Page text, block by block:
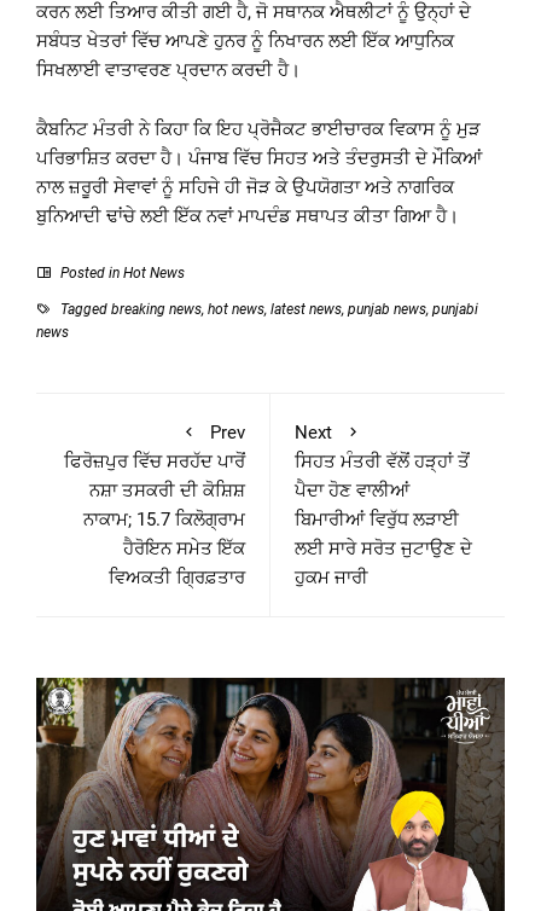
ਕਰਨ ਲਈ ਤਿਆਰ ਕੀਤੀ ਗਈ ਹੈ, ਜੋ ਸਥਾਨਕ ਐਥਲੀਟਾਂ ਨੂੰ ਉਨ੍ਹਾਂ ਦੇ
ਸਬੰਧਤ ਖੇਤਰਾਂ ਵਿੱਚ ਆਪਣੇ ਹੁਨਰ ਨੂੰ ਨਿਖਾਰਨ ਲਈ ਇੱਕ ਆਧੁਨਿਕ
ਸਿਖਲਾਈ ਵਾਤਾਵਰਣ ਪ੍ਰਦਾਨ ਕਰਦੀ ਹੈ।
ਕੈਬਨਿਟ ਮੰਤਰੀ ਨੇ ਕਿਹਾ ਕਿ ਇਹ ਪ੍ਰੋਜੈਕਟ ਭਾਈਚਾਰਕ ਵਿਕਾਸ ਨੂੰ ਮੁੜ
ਪਰਿਭਾਸ਼ਿਤ ਕਰਦਾ ਹੈ। ਪੰਜਾਬ ਵਿੱਚ ਸਿਹਤ ਅਤੇ ਤੰਦਰੁਸਤੀ ਦੇ ਮੌਕਿਆਂ
ਨਾਲ ਜ਼ਰੂਰੀ ਸੇਵਾਵਾਂ ਨੂੰ ਸਹਿਜੇ ਹੀ ਜੋੜ ਕੇ ਉਪਯੋਗਤਾ ਅਤੇ ਨਾਗਰਿਕ
ਬੁਨਿਆਦੀ ਢਾਂਚੇ ਲਈ ਇੱਕ ਨਵਾਂ ਮਾਪਦੰਡ ਸਥਾਪਤ ਕੀਤਾ ਗਿਆ ਹੈ।
Posted in Hot News
Tagged breaking news, hot news, latest news, punjab news, punjabi
news
Prev
ਫਿਰੋਜ਼ਪੁਰ ਵਿੱਚ ਸਰਹੱਦ ਪਾਰੋਂ
ਨਸ਼ਾ ਤਸਕਰੀ ਦੀ ਕੋਸ਼ਿਸ਼
ਨਾਕਾਮ; 15.7 ਕਿਲੋਗ੍ਰਾਮ
ਹੈਰੋਇਨ ਸਮੇਤ ਇੱਕ
ਵਿਅਕਤੀ ਗ੍ਰਿਫ਼ਤਾਰ
Next
ਸਿਹਤ ਮੰਤਰੀ ਵੱਲੋਂ ਹੜ੍ਹਾਂ ਤੋਂ
ਪੈਦਾ ਹੋਣ ਵਾਲੀਆਂ
ਬਿਮਾਰੀਆਂ ਵਿਰੁੱਧ ਲੜਾਈ
ਲਈ ਸਾਰੇ ਸਰੋਤ ਜੁਟਾਉਣ ਦੇ
ਹੁਕਮ ਜਾਰੀ